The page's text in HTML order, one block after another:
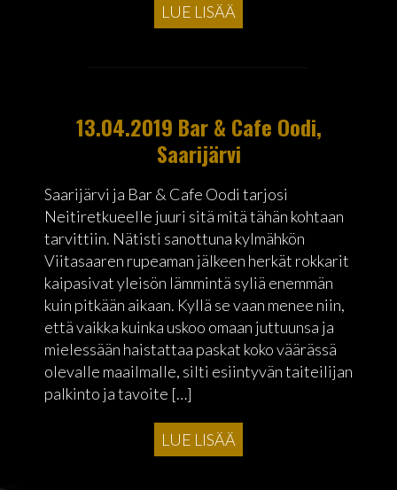
LUE LISÄÄ
13.04.2019 Bar & Cafe Oodi,
Saarijärvi
Saarijärvi ja Bar & Cafe Oodi tarjosi
Neitiretkueelle juuri sitä mitä tähän kohtaan
tarvittiin. Nätisti sanottuna kylmähkön
Viitasaaren rupeaman jälkeen herkät rokkarit
kaipasivat yleisön lämmintä syliä enemmän
kuin pitkään aikaan. Kyllä se vaan menee niin,
että vaikka kuinka uskoo omaan juttuunsa ja
mielessään haistattaa paskat koko väärässä
olevalle maailmalle, silti esiintyvän taiteilijan
palkinto ja tavoite […]
LUE LISÄÄ